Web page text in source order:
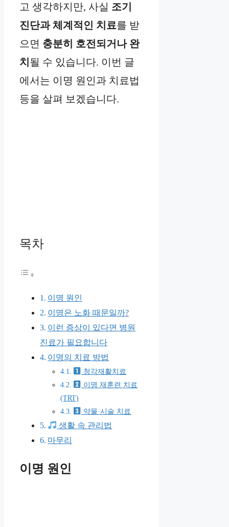
고 생각하지만, 사실 조기
진단과 체계적인 치료를 받
으면 충분히 호전되거나 완
치 될 수 있습니다. 이번 글
에서는 이명 원인과 치료법
등을 살펴 보겠습니다.
목차
이명 원인
이명은 노화 때문일까?
이런 증상이 있다면 병원
진료가 필요합니다
이명의 치료 방법
청각재활치료
이명 재훈련 치료
(TRT)
약물·시술 치료
생활 속 관리법
마무리
이명 원인